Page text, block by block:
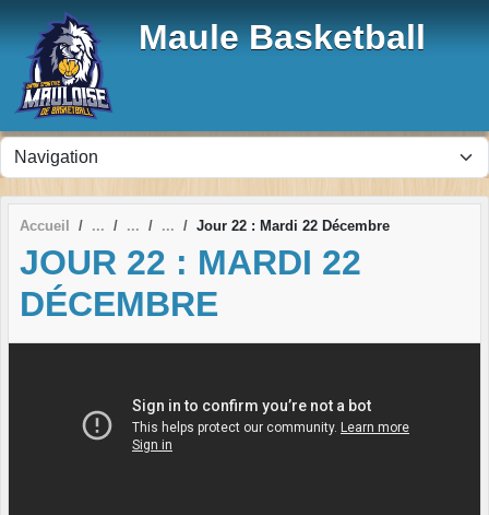
Maule Basketball
Accueil Jour 22 : Mardi 22 Décembre
JOUR 22 : MARDI 22
DÉCEMBRE
Panneau de gestion des cookies